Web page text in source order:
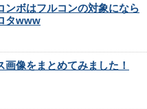
ンボはフルコンの対象になら
タwww
像をまとめてみました！